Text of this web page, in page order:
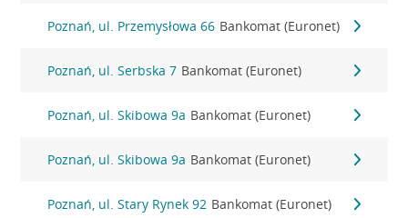
Poznań, ul. Przemysłowa 66 Bankomat (Euronet)
Poznań, ul. Serbska 7 Bankomat (Euronet)
Poznań, ul. Skibowa 9a Bankomat (Euronet)
Poznań, ul. Skibowa 9a Bankomat (Euronet)
Poznań, ul. Stary Rynek 92 Bankomat (Euronet)